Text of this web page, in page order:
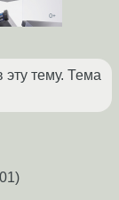
тему. Тема